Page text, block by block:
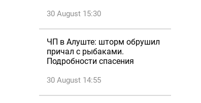
30 August 15:30
ЧП в Алуште: шторм обрушил
причал с рыбаками.
Подробности спасения
30 August 14:55